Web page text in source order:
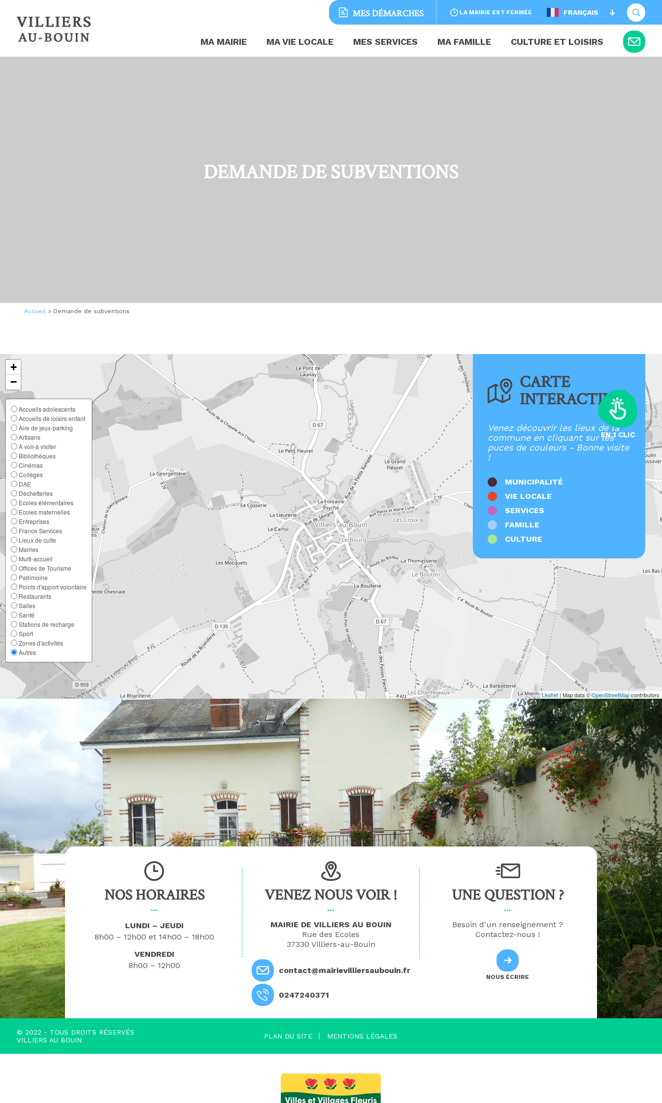
MA MAIRIE MA VIE LOCALE MES SERVICES MA FAMILLE CULTURE ET LOISIRS
MESDÉMARCHES LA MAIRIE EST FERMÉE FRANÇAIS
EN 1 CLIC
DEMANDE DE SUBVENTIONS
Accueil> Demande de subventions
+
−
Accueils adolescents
Accueils de loisirs enfant
Aire de jeux-parking
Artisans
À voir-à visiter
Bibliothèques
Cinémas
Collèges
DAE
Déchetteries
Ecoles élémentaires
Ecoles maternelles
Entreprises
France Services
Lieux de culte
Mairies
Multi-accueil
Offices de Tourisme
Patrimoine
Points d'apport volontaire
Restaurants
Salles
Santé
Stations de recharge
Sport
Zones d'activités
Autres
Leaflet | Map data ©OpenStreetMapcontributors
CARTE
INTERACTIVE
Venez découvrir les lieux de la
commune en cliquant sur les
puces de couleurs - Bonne visite
!
MUNICIPALITÉ
VIE LOCALE
SERVICES
FAMILLE
CULTURE
NOS HORAIRES
LUNDI – JEUDI
8h00 – 12h00
14h00 – 18h00
VENDREDI
8h00 – 12h00
VENEZ NOUS VOIR !
MAIRIE DE VILLIERS AU BOUIN
Rue des Ecoles
37330 Villiers-au-Bouin
contact@mairievilliersaubouin.fr
0247240371
UNE QUESTION ?
Besoin d'un renseignement ?
Contactez-nous !
NOUS ÉCRIRE
© 2022 - TOUS DROITS RÉSERVÉS
VILLIERS AU BOUIN
PLAN DU SITE MENTIONS LÉGALES